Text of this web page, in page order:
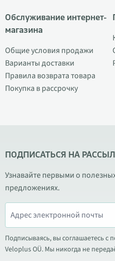
Обслуживание интернет-
магазина
Общие условия продажи
Варианты доставки
Правила возврата товара
Покупка в рассрочку
ПОДПИСАТЬСЯ НА
Узнавайте первыми о
предложениях.
Подписываясь, вы соглашаетесь
Veloplus OÜ. Мы никогда не